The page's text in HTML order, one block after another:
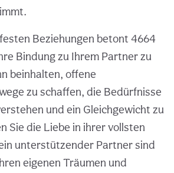
Beziehungen betont 4664
Bindung zu Ihrem Partner zu
beinhalten, offene
zu schaffen, die Bedürfnisse
und ein Gleichgewicht zu
Sie die Liebe in ihrer vollsten
unterstützender Partner sind
eigenen Träumen und